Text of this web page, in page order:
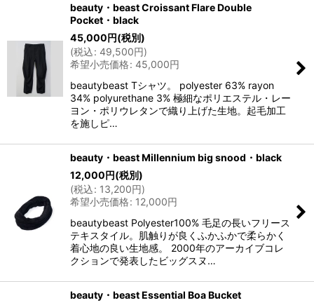
beauty・beast Croissant Flare Double
Pocket・black
45,000円(税別)
(税込: 49,500円)
希望小売価格: 45,000円
beautybeast Tシャツ。 polyester 63% rayon
34% polyurethane 3% 極細なポリエステル・レー
ヨン・ポリウレタンで織り上げた生地。起毛加工
を施しピ…
beauty・beast Millennium big snood・black
12,000円(税別)
(税込: 13,200円)
希望小売価格: 12,000円
beautybeast Polyester100% 毛足の長いフリース
テキスタイル。肌触りが良くふかふかで柔らかく
着心地の良い生地感。 2000年のアーカイブコレ
クションで発表したビッグスヌ…
beauty・beast Essential Boa Bucket